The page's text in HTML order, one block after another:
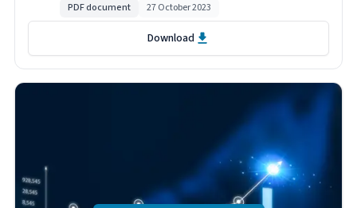
PDF document 27 October 2023
Download